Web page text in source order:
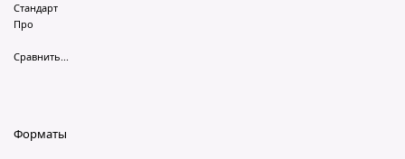
Стандарт
Про
Сравнить...
Форматы